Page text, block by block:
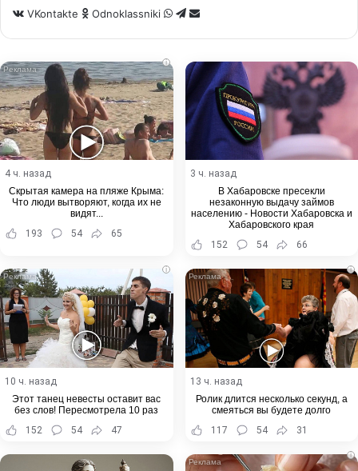
VKontakte Odnoklassniki WhatsApp
Telegram
Share
i
4 ч. назад
Скрытая камера на пляже Крыма:
Что люди вытворяют, когда их не
видят...
193
54 65
3 ч. назад
В Хабаровске пресекли
незаконную выдачу займов
населению - Новости Хабаровска и
Хабаровского края
152
54 66
i
10 ч. назад
Этот танец невесты оставит вас
без слов! Пересмотрела 10 раз
152
54 47
i
13 ч. назад
Ролик длится несколько секунд, а
смеяться вы будете долго
117
54 31
i